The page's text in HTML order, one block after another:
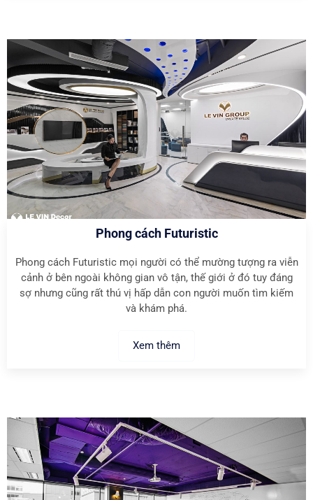
Phong cách Futuristic
Phong cách Futuristic mọi người có thể mường tượng ra viễn
cảnh ở bên ngoài không gian vô tận, thế giới ở đó tuy đáng
sợ nhưng cũng rất thú vị hấp dẫn con người muốn tìm kiếm
và khám phá.
Xem thêm